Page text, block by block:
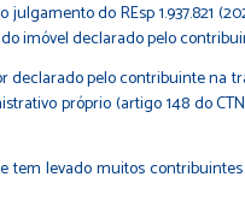
do REsp 1.937.821
imóvel declarado pelo
declarado pelo contribuinte na
próprio (artigo 148 do
tem levado muitos